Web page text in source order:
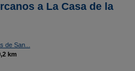
a La Casa de la
de San...
km